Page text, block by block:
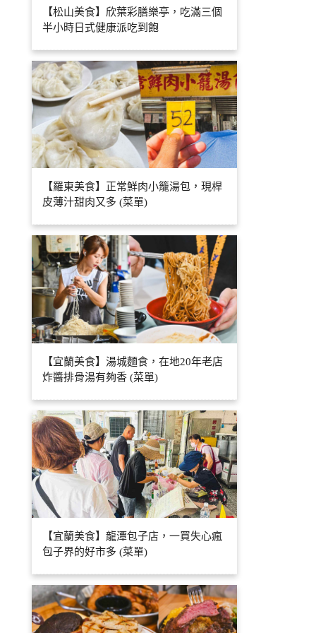
【松山美食】欣葉彩膳樂亭，吃滿三個
半小時日式健康派吃到飽
【羅東美食】正常鮮肉小籠湯包，現桿
皮薄汁甜肉又多 (菜單)
【宜蘭美食】湯城麵食，在地20年老店
炸醬排骨湯有夠香 (菜單)
【宜蘭美食】龍潭包子店，一買失心瘋
包子界的好市多 (菜單)